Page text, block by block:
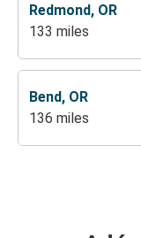
Redmond, OR
133 miles
Bend, OR
136 miles